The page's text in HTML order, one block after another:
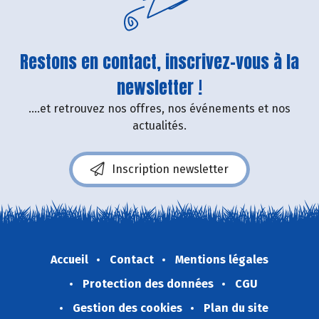
Restons en contact, inscrivez-vous à la
newsletter !
....et retrouvez nos offres, nos événements et nos
actualités.
Inscription newsletter
Accueil Contact
Mentions légales
Protection des données
CGU
Gestion des cookies
Plan du site